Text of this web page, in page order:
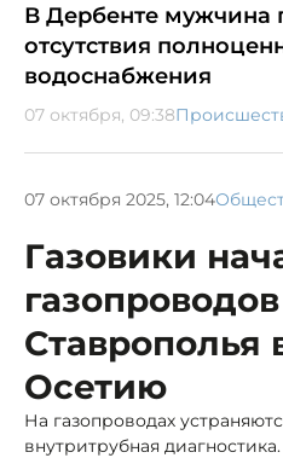
В Дербенте мужчина
отсутствия
водоснабжения
07 октября, 09:38
07 октября 2025, 12:04
Газовики
Ставрополья
Осетию
На газопроводах
внутритрубная диагностика.